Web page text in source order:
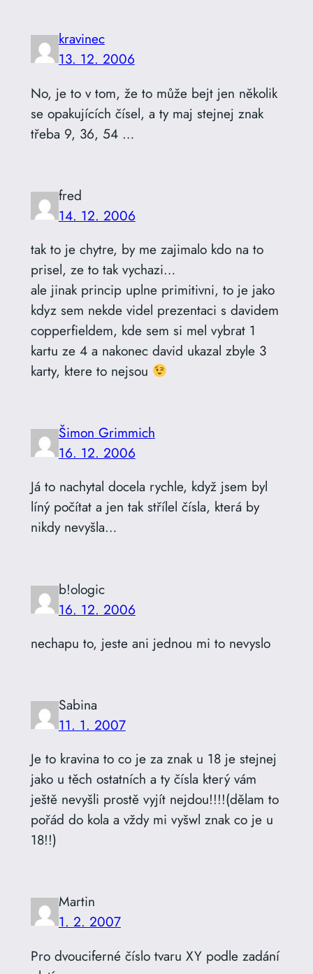
kravinec
13. 12. 2006
No, je to v tom, že to může bejt jen několik
se opakujících čísel, a ty maj stejnej znak
třeba 9, 36, 54 …
fred
14. 12. 2006
tak to je chytre, by me zajimalo kdo na to
prisel, ze to tak vychazi…
ale jinak princip uplne primitivni, to je jako
kdyz sem nekde videl prezentaci s davidem
copperfieldem, kde sem si mel vybrat 1
kartu ze 4 a nakonec david ukazal zbyle 3
karty, ktere to nejsou
Šimon Grimmich
16. 12. 2006
Já to nachytal docela rychle, když jsem byl
líný počítat a jen tak střílel čísla, která by
nikdy nevyšla…
b!ologic
16. 12. 2006
nechapu to, jeste ani jednou mi to nevyslo
Sabina
11. 1. 2007
Je to kravina to co je za znak u 18 je stejnej
jako u těch ostatních a ty čísla který vám
ještě nevyšli prostě vyjít nejdou!!!!(dělam to
pořád do kola a vždy mi vyšwl znak co je u
18!!)
Martin
1. 2. 2007
Pro dvouciferné číslo tvaru XY podle zadání